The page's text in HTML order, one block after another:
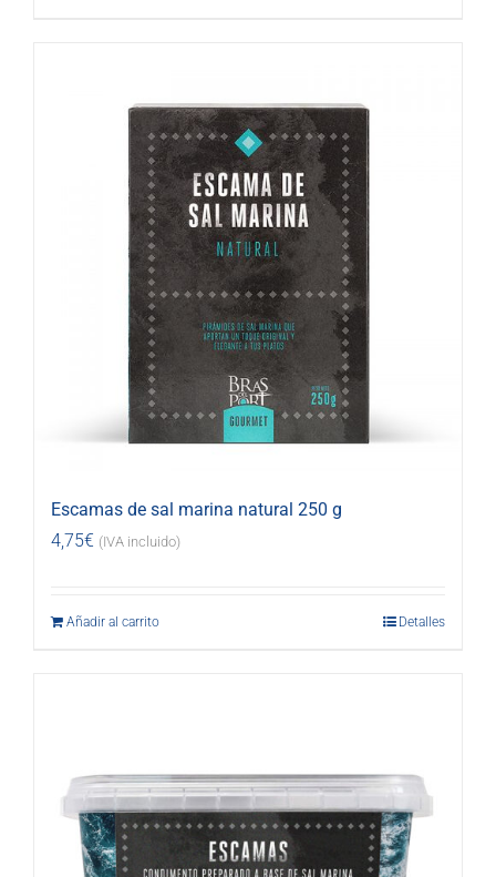
Escamas de sal marina natural 250 g
4,75€ (IVA incluido)
Añadir al carrito Detalles